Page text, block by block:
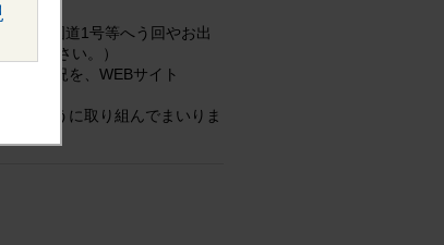
や、国道1号等へう回やお出
認ください。）
実施状況を、WEBサイト
。
るように取り組んでまいりま